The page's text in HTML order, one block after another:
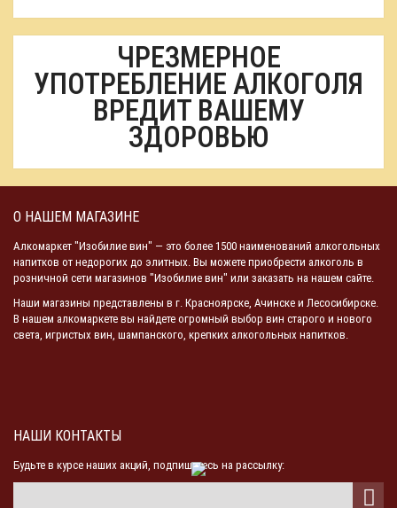
ЧРЕЗМЕРНОЕ
УПОТРЕБЛЕНИЕ АЛКОГОЛЯ
ВРЕДИТ ВАШЕМУ
ЗДОРОВЬЮ
О НАШЕМ МАГАЗИНЕ
Алкомаркет "Изобилие вин" — это более 1500 наименований алкогольных
напитков от недорогих до элитных. Вы можете приобрести алкоголь в
розничной сети магазинов "Изобилие вин" или заказать на нашем сайте.
Наши магазины представлены в г. Красноярске, Ачинске и Лесосибирске.
В нашем алкомаркете вы найдете огромный выбор вин старого и нового
света, игристых вин, шампанского, крепких алкогольных напитков.
НАШИ КОНТАКТЫ
Будьте в курсе наших акций, подпишитесь на рассылку: